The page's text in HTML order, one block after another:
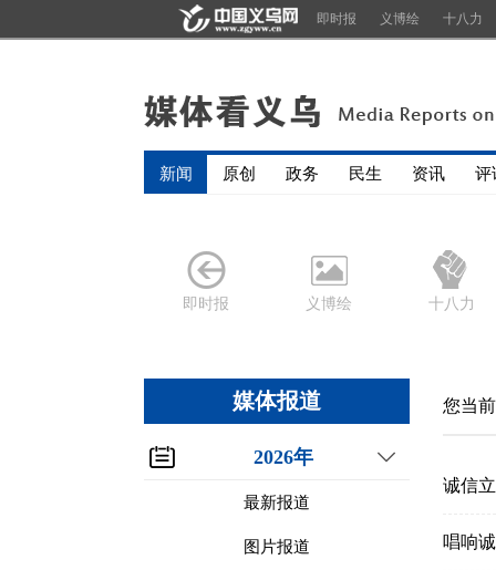
即时报 义博绘 十八力
新闻 原创 政务 民生 资讯 评
即时报 义博绘 十八力
媒体报道
2026年
最新报道
图片报道
您当
诚信
唱响